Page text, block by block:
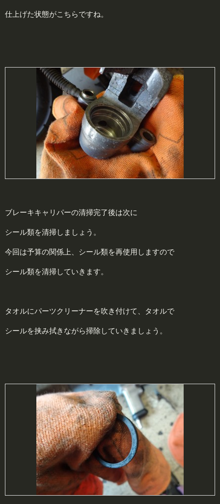
仕上げた状態がこちらですね。
ブレーキキャリパーの清掃完了後は次に
シール類を清掃しましょう。
今回は予算の関係上、シール類を再使用しますので
シール類を清掃していきます。
タオルにパーツクリーナーを吹き付けて、タオルで
シールを挟み拭きながら掃除していきましょう。